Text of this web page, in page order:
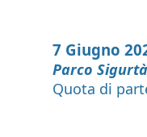
7 Giugno
Parco
Quota di